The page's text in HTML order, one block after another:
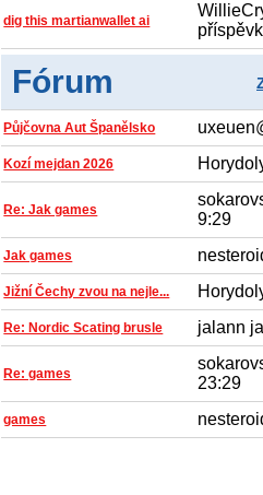
dig this martianwallet ai
Fórum
Půjčovna Aut Španělsko
Kozí mejdan 2026
Re: Jak games
9:29
Jak games
Jižní Čechy zvou na nejle...
Re: Nordic Scating brusle jalann
Re: games
23:29
games